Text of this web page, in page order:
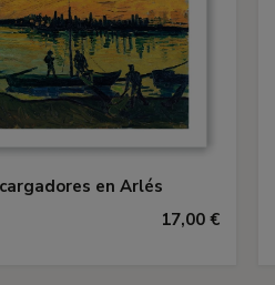
en Arlés
17,00 €